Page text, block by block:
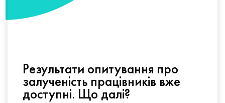
Результати опитування про
залученість працівників вже
доступні. Що далі?